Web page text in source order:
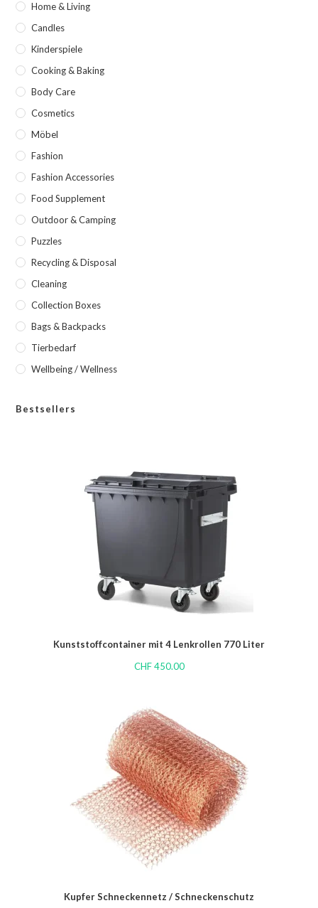
Home & Living
Candles
Kinderspiele
Cooking & Baking
Body Care
Cosmetics
Möbel
Fashion
Fashion Accessories
Food Supplement
Outdoor & Camping
Puzzles
Recycling & Disposal
Cleaning
Collection Boxes
Bags & Backpacks
Tierbedarf
Wellbeing / Wellness
Bestsellers
Kunststoffcontainer mit 4 Lenkrollen 770 Liter
CHF450.00
Kupfer Schneckennetz / Schneckenschutz